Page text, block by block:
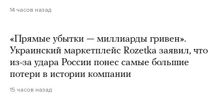
14 часов назад
«Прямые убытки — миллиарды гривен».
Украинский маркетплейс Rozetka заявил, что
из-за удара России понес самые большие
потери в истории компании
15 часов назад